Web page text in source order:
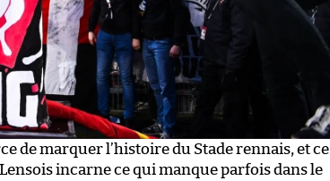
de marquer l’histoire du Stade rennais, et ce
incarne ce qui manque parfois dans le